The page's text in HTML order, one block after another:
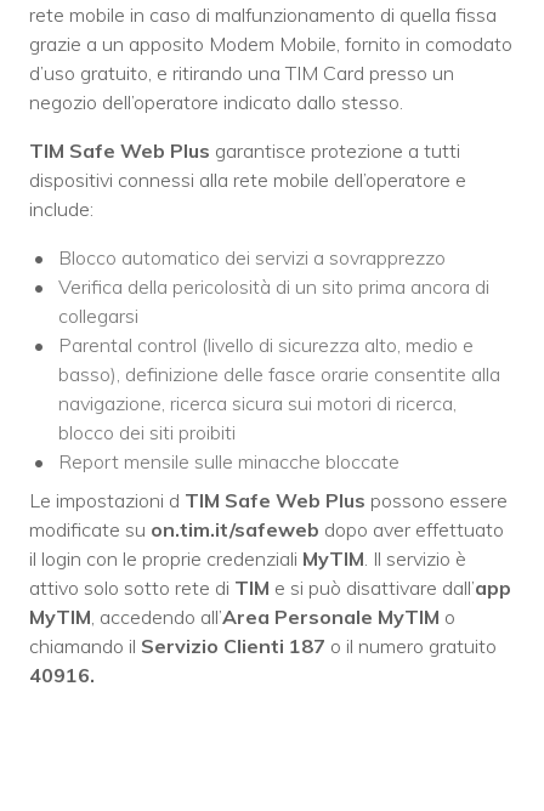
rete mobile in caso di malfunzionamento di quella fissa
grazie a un apposito Modem Mobile, fornito in comodato
d’uso gratuito, e ritirando una TIM Card presso un
negozio dell’operatore indicato dallo stesso.
TIM Safe Web Plus garantisce protezione a tutti
dispositivi connessi alla rete mobile dell’operatore e
include:
Blocco automatico dei servizi a sovrapprezzo
Verifica della pericolosità di un sito prima ancora di
collegarsi
Parental control (livello di sicurezza alto, medio e
basso), definizione delle fasce orarie consentite alla
navigazione, ricerca sicura sui motori di ricerca,
blocco dei siti proibiti
Report mensile sulle minacche bloccate
Le impostazioni d TIM Safe Web Plus possono essere
modificate su on.tim.it/safeweb dopo aver effettuato
il login con le proprie credenziali MyTIM . Il servizio è
attivo solo sotto rete di TIM e si può disattivare dall’app
MyTIM , accedendo all’Area Personale MyTIM o
chiamando il Servizio Clienti 187 o il numero gratuito
40916.